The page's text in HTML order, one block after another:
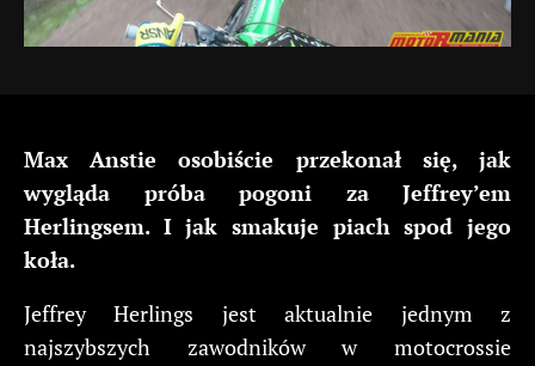
Max Anstie osobiście przekonał się, jak
wygląda próba pogoni za Jeffrey’em
Herlingsem. I jak smakuje piach spod jego
koła.
Jeffrey Herlings jest aktualnie jednym z
najszybszych zawodników w motocrossie